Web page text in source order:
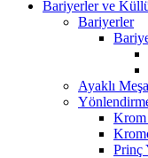
Bariyerler ve
Bariyerler
Ayaklı
Krom
Prinç